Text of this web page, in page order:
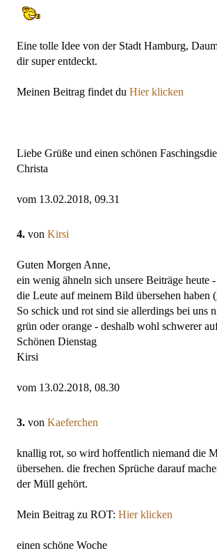
Eine tolle Idee von der Stadt Hamburg,
dir super entdeckt.
Meinen Beitrag findet du Hier klicken
Liebe Grüße und einen schönen
Christa
vom 13.02.2018, 09.31
4. von Kirsi
Guten Morgen Anne,
ein wenig ähneln sich unsere Beiträge heute
die Leute auf meinem Bild übersehen haben
So schick und rot sind sie allerdings bei uns
grün oder orange - deshalb wohl schwerer
Schönen Dienstag
Kirsi
vom 13.02.2018, 08.30
3. von Kaeferchen
knallig rot, so wird hoffentlich niemand die
übersehen. die frechen Sprüche darauf
der Müll gehört.
Mein Beitrag zu ROT: Hier klicken
einen schöne Woche